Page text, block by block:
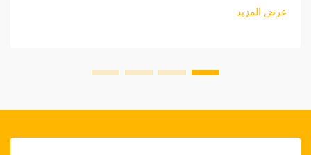
الواقية المظهر الجمالي فحسب، بل...
عرض المزيد